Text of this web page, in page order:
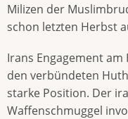
Milizen der
schon letzten Herbst
Irans Engagement
den verbündeten
starke Position. Der
Waffenschmuggel